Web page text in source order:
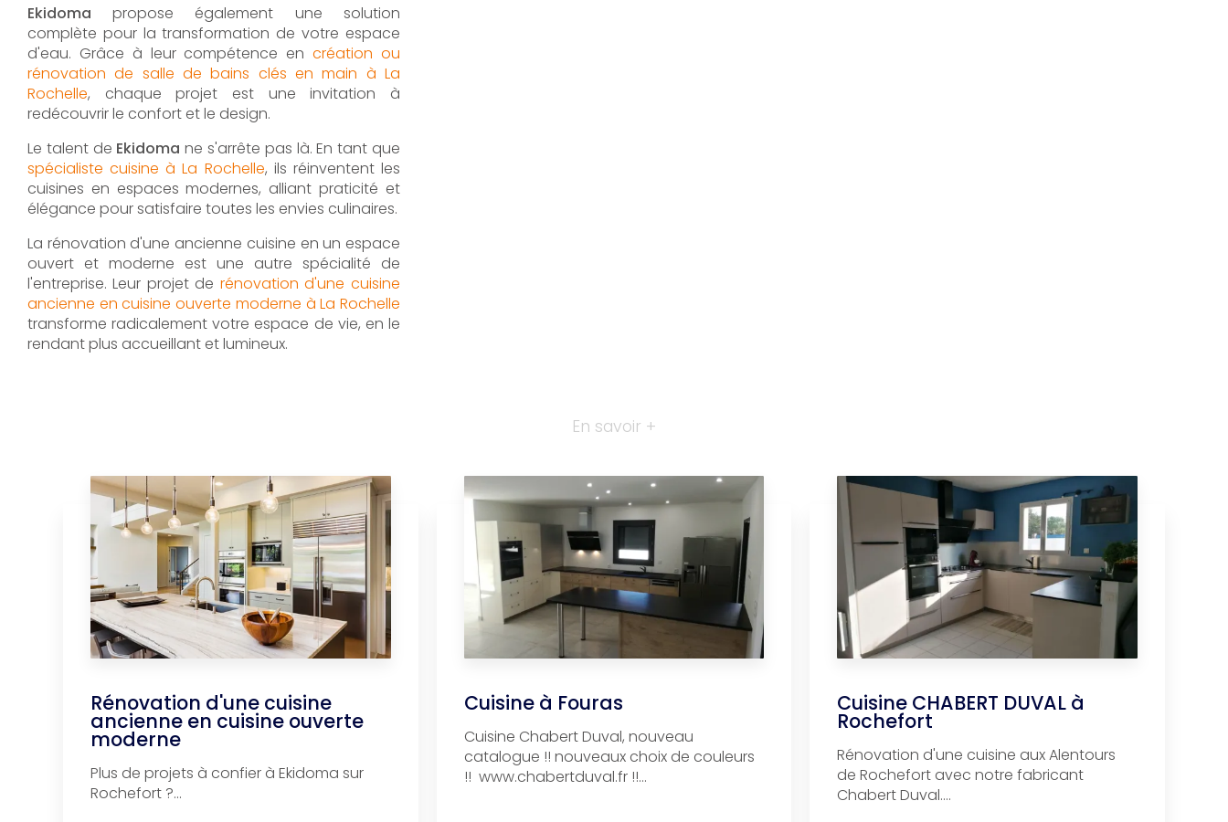
Ekidoma propose également une solution
complète pour la transformation de votre espace
d'eau. Grâce à leur compétence encréation ou
rénovation de salle de bains clés en main à La
Rochelle, chaque projet est une invitation à
redécouvrir le confort et le design.
Le talent de Ekidoma ne s'arrête pas là. En tant que
spécialiste cuisine à La Rochelle, ils réinventent les
cuisines en espaces modernes, alliant praticité et
élégance pour satisfaire toutes les envies culinaires.
La rénovation d'une ancienne cuisine en un espace
ouvert et moderne est une autre spécialité de
l'entreprise. Leur projet de rénovation d'une cuisine
ancienne en cuisine ouverte moderne à La Rochelle
transforme radicalement votre espace de vie, en le
rendant plus accueillant et lumineux.
En savoir +
Rénovation d'une cuisine
ancienne en cuisine ouverte
moderne
Plus de projets à confier à Ekidoma sur
Rochefort ?...
Cuisine à Fouras
Cuisine Chabert Duval, nouveau
catalogue !! nouveaux choix de couleurs
!! www.chabertduval.fr !!...
Cuisine CHABERT DUVAL à
Rochefort
Rénovation d'une cuisine aux Alentours
de Rochefort avec notre fabricant
Chabert Duval....